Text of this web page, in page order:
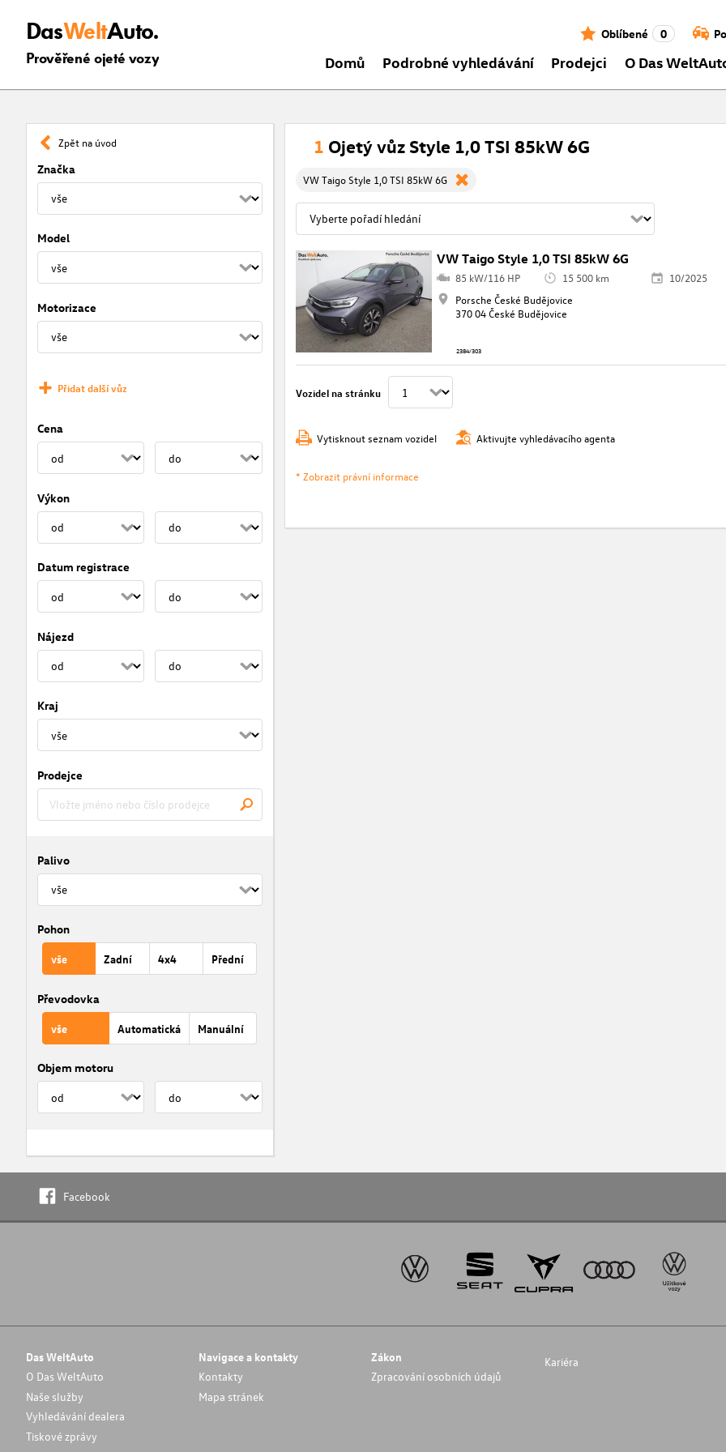
DasWeltAuto.
Prověřené ojeté vozy
Oblíbené 0
Domů Podrobné vyhledávání Prodejci O Das
Zpět na úvod
Značka
Model
Motorizace
Přidat další vůz
Cena
Výkon
Datum registrace
Nájezd
Kraj
Prodejce
Palivo
Pohon
vše Zadní 4x4 Přední
Převodovka
vše Automatická Manuální
Objem motoru
1 Ojetý vůz Style 1,0 TSI 85kW 6G
VW Taigo Style 1,0 TSI 85kW 6G
VW Taigo Style 1,0 TSI 85kW 6G
85 kW/116 HP 15 500 km
10/2025
Porsche České Budějovice
370 04 České Budějovice
2384/303
Vozidel na stránku
Vytisknout seznam vozidel Aktivujte vyhledávacího agenta
* Zobrazit právní informace
Facebook
Das WeltAuto
O Das WeltAuto
Naše služby
Vyhledávání dealera
Tiskové zprávy
Navigace a kontakty
Kontakty
Mapa stránek
Zákon
Zpracování osobních údajů
Kariéra